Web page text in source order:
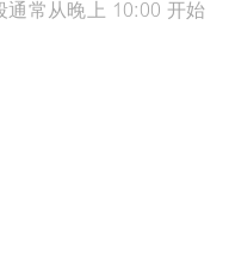
通常从晚上 10:00 开始